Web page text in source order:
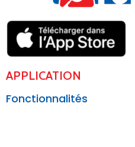
APPLICATION
Fonctionnalités